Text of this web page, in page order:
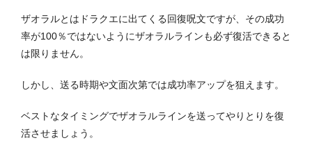
ザオラルとはドラクエに出てくる回復呪文ですが、その成功
率が100％ではないようにザオラルラインも必ず復活できると
は限りません。
しかし、送る時期や文面次第では成功率アップを狙えます。
ベストなタイミングでザオラルラインを送ってやりとりを復
活させましょう。